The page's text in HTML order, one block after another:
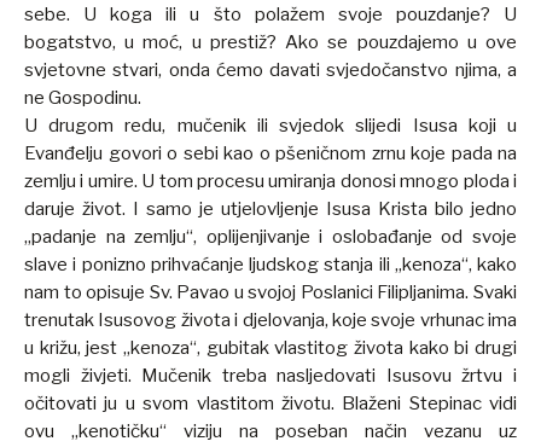
sebe. U koga ili u što polažem svoje pouzdanje? U
bogatstvo, u moć, u prestiž? Ako se pouzdajemo u ove
svjetovne stvari, onda ćemo davati svjedočanstvo njima, a
ne Gospodinu.
U drugom redu, mučenik ili svjedok slijedi Isusa koji u
Evanđelju govori o sebi kao o pšeničnom zrnu koje pada na
zemlju i umire. U tom procesu umiranja donosi mnogo ploda i
daruje život. I samo je utjelovljenje Isusa Krista bilo jedno
„padanje na zemlju“, oplijenjivanje i oslobađanje od svoje
slave i ponizno prihvaćanje ljudskog stanja ili „kenoza“, kako
nam to opisuje Sv. Pavao u svojoj Poslanici Filipljanima. Svaki
trenutak Isusovog života i djelovanja, koje svoje vrhunac ima
u križu, jest „kenoza“, gubitak vlastitog života kako bi drugi
mogli živjeti. Mučenik treba nasljedovati Isusovu žrtvu i
očitovati ju u svom vlastitom životu. Blaženi Stepinac vidi
ovu „kenotičku“ viziju na poseban način vezanu uz